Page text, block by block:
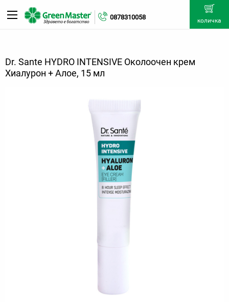
0878310058 количка
Dr. Sante HYDRO INTENSIVE Околоочен крем
Хиалурон + Алое, 15 мл